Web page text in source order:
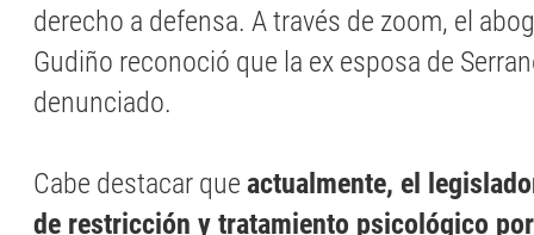
derecho a defensa. A través de zoom, el
Gudiño reconoció que la ex esposa de
denunciado.
Cabe destacar queactualmente, el
de restricción y tratamiento psicológico